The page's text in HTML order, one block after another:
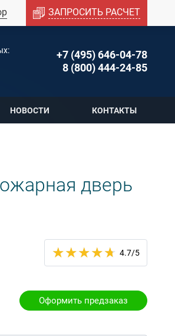
ЗАПРОСИТЬ РАСЧЕТ
+7 (495) 646-04-78
8 (800) 444-24-85
НОВОСТИ КОНТАКТЫ
дверь
4.7/5
Оформить предзаказ